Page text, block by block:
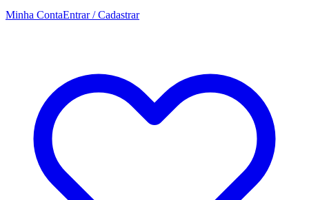
Minha ContaEntrar / Cadastrar